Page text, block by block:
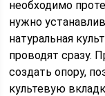
необходимо
нужно
натуральная
проводят сразу.
создать опору,
культевую